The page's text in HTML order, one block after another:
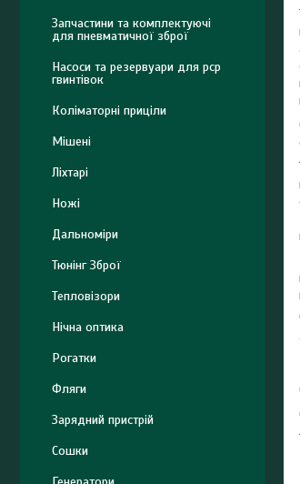
Запчастини та комплектуючі
для пневматичної зброї
Насоси та резервуари для pcp
гвинтівок
Коліматорні приціли
Мішені
Ліхтарі
Ножі
Дальноміри
Тюнінг Зброї
Тепловізори
Нічна оптика
Рогатки
Фляги
Зарядний пристрій
Сошки